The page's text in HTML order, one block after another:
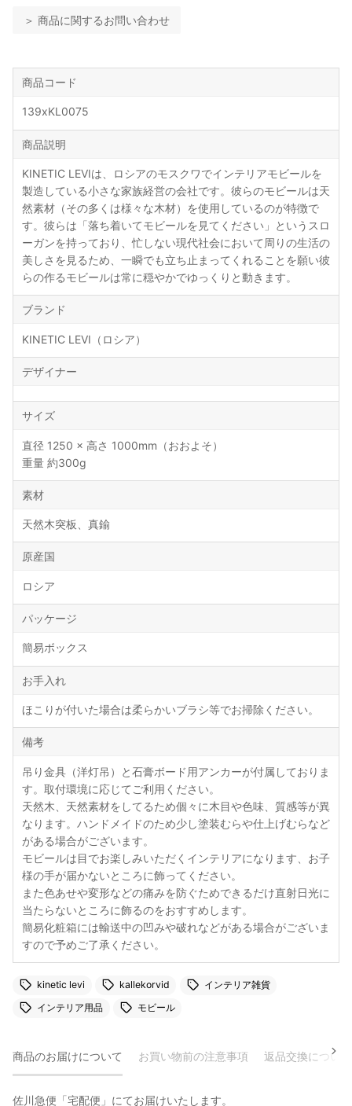
＞ 商品に関するお問い合わせ
商品コード
139xKL0075
商品説明
KINETIC LEVIは、ロシアのモスクワでインテリアモビールを
製造している小さな家族経営の会社です。彼らのモビールは天
然素材（その多くは様々な木材）を使用しているのが特徴で
す。彼らは「落ち着いてモビールを見てください」というスロ
ーガンを持っており、忙しない現代社会において周りの生活の
美しさを見るため、一瞬でも立ち止まってくれることを願い彼
らの作るモビールは常に穏やかでゆっくりと動きます。
ブランド
KINETIC LEVI（ロシア）
デザイナー
サイズ
直径 1250 × 高さ 1000mm（おおよそ）
重量 約300g
素材
天然木突板、真鍮
原産国
ロシア
パッケージ
簡易ボックス
お手入れ
ほこりが付いた場合は柔らかいブラシ等でお掃除ください。
備考
吊り金具（洋灯吊）と石膏ボード用アンカーが付属しておりま
す。取付環境に応じてご利用ください。
天然木、天然素材をしてるため個々に木目や色味、質感等が異
なります。ハンドメイドのため少し塗装むらや仕上げむらなど
がある場合がございます。
モビールは目でお楽しみいただくインテリアになります、お子
様の手が届かないところに飾ってください。
また色あせや変形などの痛みを防ぐためできるだけ直射日光に
当たらないところに飾るのをおすすめします。
簡易化粧箱には輸送中の凹みや破れなどがある場合がございま
すので予めご了承ください。
kinetic levi kallekorvid
インテリア雑貨
インテリア用品
モビール
商品のお届けについて お買い物前の注意事項 返品交換について
佐川急便「宅配便」にてお届けいたします。